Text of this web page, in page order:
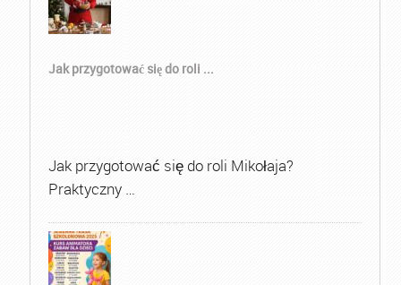
Jak przygotować się do roli ...
Jak przygotować się do roli Mikołaja?
Praktyczny …